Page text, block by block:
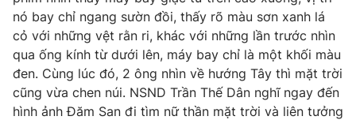
nó bay chỉ ngang sườn đồi, thấy rõ màu sơn xanh lá
cỏ với những vệt rằn ri, khác với những lần trước nhìn
qua ống kính từ dưới lên, máy bay chỉ là một khối màu
đen. Cùng lúc đó, 2 ông nhìn về hướng Tây thì mặt trời
cũng vừa chen núi. NSND Trần Thế Dân nghĩ ngay đến
hình ảnh Đăm San đi tìm nữ thần mặt trời và liên tưởng